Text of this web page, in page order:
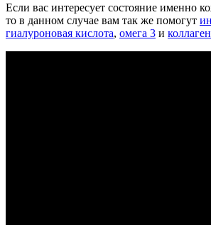
Если вас интересует состояние именно
то в данном случае вам так же помогут
гиалуроновая кислота, омега 3 и коллаген